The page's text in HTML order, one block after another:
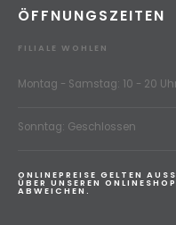
ÖFFNUNGSZEITEN
FILIALE WOHLEN
Montag - Samstag: 10 - 20
Sonntag: Geschlossen
ONLINEPREISE GELTEN
ÜBER UNSEREN
ABWEICHEN.